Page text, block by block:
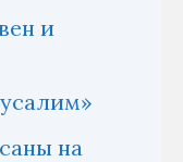
и
на